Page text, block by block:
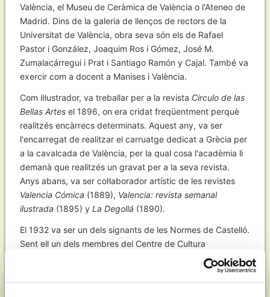
València, el Museu de Ceràmica de València o l'Ateneo de
Madrid. Dins de la galeria de llenços de rectors de la
Universitat de València, obra seva són els de Rafael
Pastor i González, Joaquim Ros i Gómez, José M.
Zumalacárregui i Prat i Santiago Ramón y Cajal. També va
exercir com a docent a Manises i València.
Com il·lustrador, va treballar per a la revista Circulo de las
Bellas Artes el 1896, on era cridat freqüentment perquè
realitzés encàrrecs determinats. Aquest any, va ser
l'encarregat de realitzar el carruatge dedicat a Grècia per
a la cavalcada de València, per la qual cosa l'acadèmia li
demanà que realitzés un gravat per a la seva revista.
Anys abans, va ser col·laborador artístic de les revistes
Valencia Cómica (1889), Valencia: revista semanal
ilustrada (1895) y La Degollá (1890).
El 1932 va ser un dels signants de les Normes de Castelló.
Sent ell un dels membres del Centre de Cultura
Valenciana, aquesta institució decideix sumar-se a les
Normes de Castelló l'11 de gener de 1933. Amb la